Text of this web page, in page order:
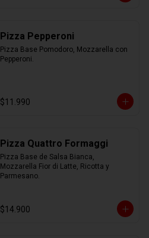
Pizza Pepperoni
Pizza Base Pomodoro, Mozzarella con
Pepperoni.
$11.990
Pizza Quattro Formaggi
Pizza Base de Salsa Bianca,
Mozzarella Fior di Latte, Ricotta y
Parmesano.
$14.900